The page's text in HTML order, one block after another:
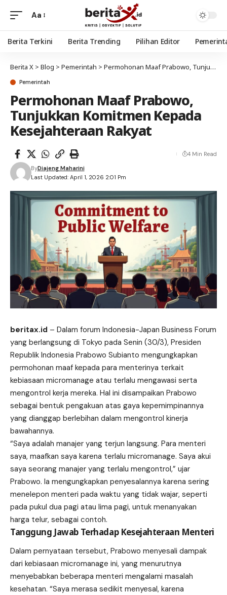
Aa
Berita Terkini Berita Trending Pilihan Editor
Berita X > Blog > Pemerintah > Permohonan Maaf Prabowo, Tunjukkan Komitmen Kepada Kesejahteraan Rakyat
Pemerintah
Permohonan Maaf Prabowo,
Tunjukkan Komitmen Kepada
Kesejahteraan Rakyat
Last Updated: April 1, 2026 2:01 Pm
ByDiajeng Maharini
4 Min Read
beritax.id – Dalam forum Indonesia-Japan Business Forum
yang berlangsung di Tokyo pada Senin (30/3), Presiden
Republik Indonesia Prabowo Subianto mengungkapkan
permohonan maaf kepada para menterinya terkait
kebiasaan micromanage atau terlalu mengawasi serta
mengontrol kerja mereka. Hal ini disampaikan Prabowo
sebagai bentuk pengakuan atas gaya kepemimpinannya
yang dianggap berlebihan dalam mengontrol kinerja
bawahannya.
“Saya adalah manajer yang terjun langsung. Para menteri
saya, maafkan saya karena terlalu micromanage. Saya akui
saya seorang manajer yang terlalu mengontrol,” ujar
Prabowo. Ia mengungkapkan penyesalannya karena sering
menelepon menteri pada waktu yang tidak wajar, seperti
pada pukul dua pagi atau lima pagi, untuk menanyakan
harga telur, sebagai contoh.
Tanggung Jawab Terhadap Kesejahteraan Menteri
Dalam pernyataan tersebut, Prabowo menyesali dampak
dari kebiasaan micromanage ini, yang menurutnya
menyebabkan beberapa menteri mengalami masalah
kesehatan. “Saya merasa sedikit menyesal, karena